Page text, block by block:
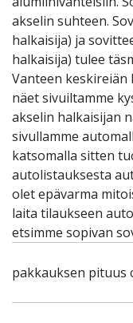
akselin suhteen.
halkaisija) ja
halkaisija) tulee
Vanteen
näet sivuiltamme
akselin halkaisijan
sivullamme
katsomalla sitten
autolistauksesta
olet epävarma
laita tilaukseen
etsimme sopivan
pakkauksen pituus